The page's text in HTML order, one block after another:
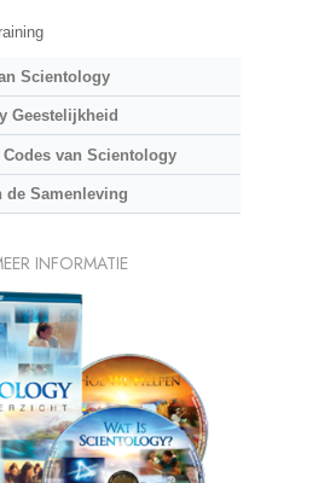
Scientology
Geestelijkheid
Codes van Scientology
Samenleving
INFORMATIE